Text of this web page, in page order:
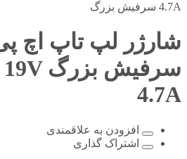
4.7A سرفیش بزرگ
سرفیش بزرگ
4.7A
افزودن به علاقمندی
اشتراک گذاری